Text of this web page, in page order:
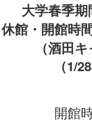
大学春季
休館・開館時
（酒田
（1/28
開館